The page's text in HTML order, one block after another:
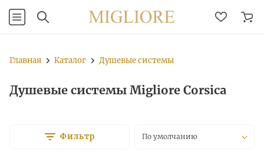
Главная Каталог Душевые системы
Душевые системы Migliore Corsica
Фильтр По умолчанию